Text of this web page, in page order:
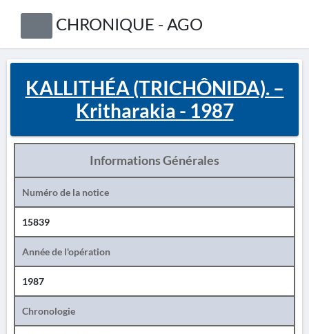
CHRONIQUE - AGO
KALLITHÉA (TRICHÔNIDA). –
Kritharakia - 1987
Informations Générales
Numéro de la notice
15839
Année de l'opération
1987
Chronologie